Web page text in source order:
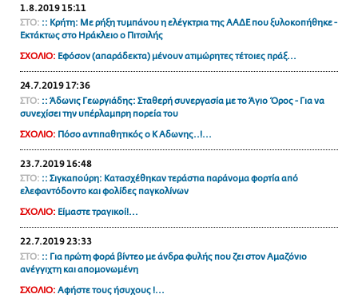
1.8.2019 15:11
ΣΤΟ: :: Κρήτη: Με ρήξη τυμπάνου η ελέγκτρια της ΑΑΔΕ που ξυλοκοπήθηκε -
Εκτάκτως στο Ηράκλειο ο Πιτσιλής
ΣΧΟΛΙΟ: Εφόσον (απαράδεκτα) μένουν ατιμώρητες τέτοιες πράξ...
24.7.2019 17:36
ΣΤΟ: :: Άδωνις Γεωργιάδης: Σταθερή συνεργασία με το Άγιο Όρος - Για να
συνεχίσει την υπέρλαμπρη πορεία του
ΣΧΟΛΙΟ: Πόσο αντιπαθητικός ο Κ Αδωνης..!...
23.7.2019 16:48
ΣΤΟ: :: Σιγκαπούρη: Κατασχέθηκαν τεράστια παράνομα φορτία από
ελεφαντόδοντο και φολίδες παγκολίνων
ΣΧΟΛΙΟ: Είμαστε τραγικοί!...
22.7.2019 23:33
ΣΤΟ: :: Για πρώτη φορά βίντεο με άνδρα φυλής που ζει στον Αμαζόνιο
ανέγγιχτη και απομονωμένη
ΣΧΟΛΙΟ: Αφήστε τους ήσυχους !...